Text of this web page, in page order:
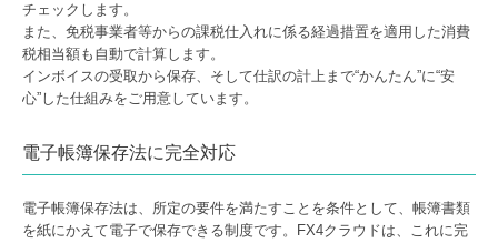
チェックします。
また、免税事業者等からの課税仕入れに係る経過措置を適用した消費
税相当額も自動で計算します。
インボイスの受取から保存、そして仕訳の計上まで“かんたん”に“安
心”した仕組みをご用意しています。
電子帳簿保存法に完全対応
電子帳簿保存法は、所定の要件を満たすことを条件として、帳簿書類
を紙にかえて電子で保存できる制度です。FX4クラウドは、これに完